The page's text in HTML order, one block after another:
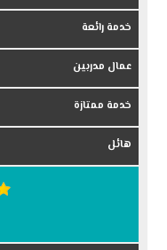
خدمة رائعة
عمال مدربين
خدمة ممتازة
هائل